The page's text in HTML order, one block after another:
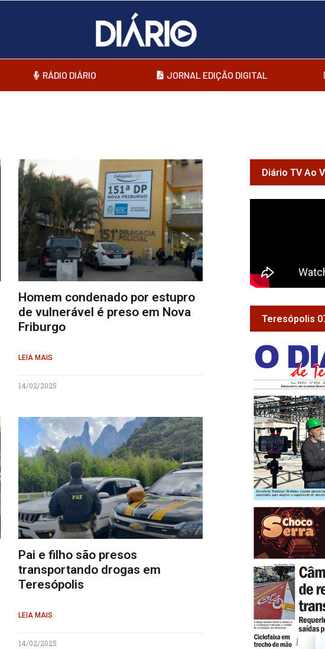
RÁDIO DIÁRIO JORNAL EDIÇÃO DIGITAL
Homem condenado por estupro
de vulnerável é preso em Nova
Friburgo
LEIA MAIS
14/02/2025
Pai e filho são presos
transportando drogas em
Teresópolis
LEIA MAIS
14/02/2025
Diário TV Ao
Teresópolis